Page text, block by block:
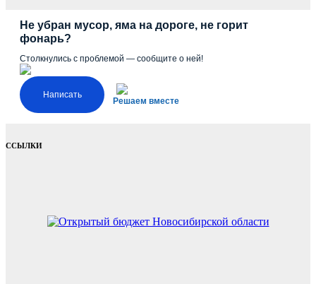
Не убран мусор, яма на дороге, не горит
фонарь?
Столкнулись с проблемой — сообщите о ней!
Написать
Решаем вместе
ССЫЛКИ